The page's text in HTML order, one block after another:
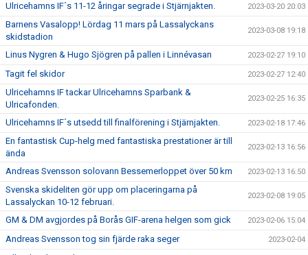
Ulricehamns IF´s 11-12 åringar segrade i Stjärnjakten. 2023-03-20 20:03
Barnens Vasalopp! Lördag 11 mars på Lassalyckans
skidstadion
2023-03-08 19:18
Linus Nygren & Hugo Sjögren på pallen i Linnévasan 2023-02-27 19:10
Tagit fel skidor 2023-02-27 12:40
Ulricehamns IF tackar Ulricehamns Sparbank &
Ulricafonden.
2023-02-25 16:35
Ulricehamns IF´s utsedd till finalförening i Stjärnjakten. 2023-02-18 17:46
En fantastisk Cup-helg med fantastiska prestationer är till
ända
2023-02-13 16:56
Andreas Svensson solovann Bessemerloppet över 50 km 2023-02-13 16:50
Svenska skideliten gör upp om placeringarna på
Lassalyckan 10-12 februari.
2023-02-08 19:05
GM & DM avgjordes på Borås GIF-arena helgen som gick 2023-02-06 15:04
Andreas Svensson tog sin fjärde raka seger 2023-02-04